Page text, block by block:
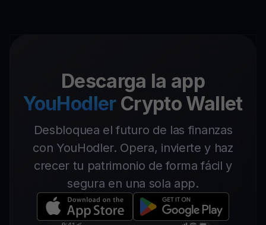
Descarga la app
YouHodler Crypto Wallet
Desbloquea el futuro de las finanzas
con YouHodler. Opera, invierte y haz
crecer tu patrimonio de forma fácil y
segura en una sola app.